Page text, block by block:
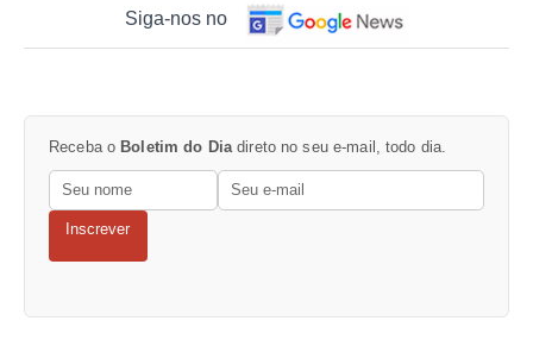
Siga-nos no
Receba o Boletim do Diadireto no seu e-mail, todo dia.
Inscrever